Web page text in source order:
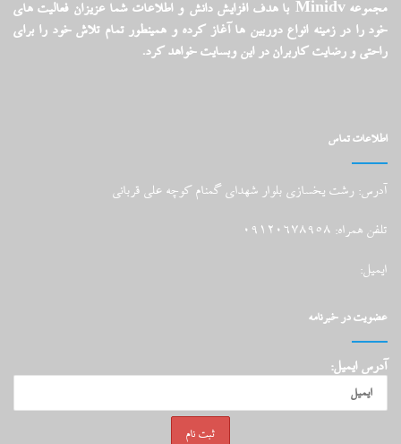
مجموعه Minidv با هدف افزایش دانش و اطلاعات شما عزیزان فعالیت های
خود را در زمینه انواع دوربین ها آغاز کرده و همینطور تمام تلاش خود را برای
راحتی و رضایت کاربران در این وبسایت خواهد کرد.
اطلاعات تماس
آدرس: رشت یخسازی بلوار شهدای گمنام کوچه علی قربانی
تلفن همراه: 09120678958
ایمیل:
عضویت در خبرنامه
آدرس ایمیل: